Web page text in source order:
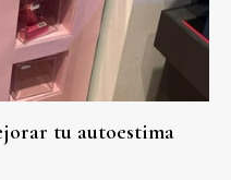
tu autoestima